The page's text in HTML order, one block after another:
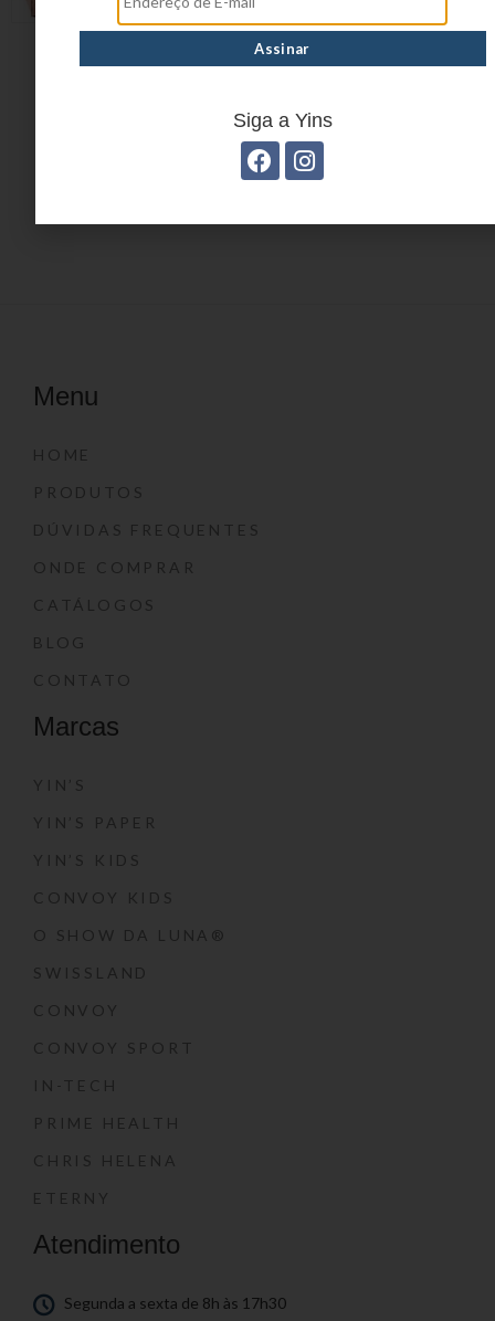
PALMEIRA YS39013
6 8
Menu
HOME
PRODUTOS
DÚVIDAS FREQUENTES
ONDE COMPRAR
CATÁLOGOS
BLOG
CONTATO
Marcas
YIN’S
YIN’S PAPER
YIN’S KIDS
CONVOY KIDS
O SHOW DA LUNA®
SWISSLAND
CONVOY
CONVOY SPORT
IN-TECH
PRIME HEALTH
CHRIS HELENA
ETERNY
Atendimento
Segunda a sexta de 8h às 17h30
Siga a Yins